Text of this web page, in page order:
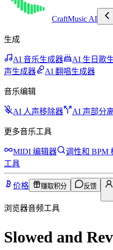
CraftMusic AI
生成
AI 音乐生成器 AI 生日歌
声生成器
AI 翻唱生成器
音乐编辑
AI 人声移除器 AI 声部分
更多音乐工具
MIDI 编辑器 调性和 BPM
工具
价格 赚取积分 反馈
浏览器音频工具
Slowed and